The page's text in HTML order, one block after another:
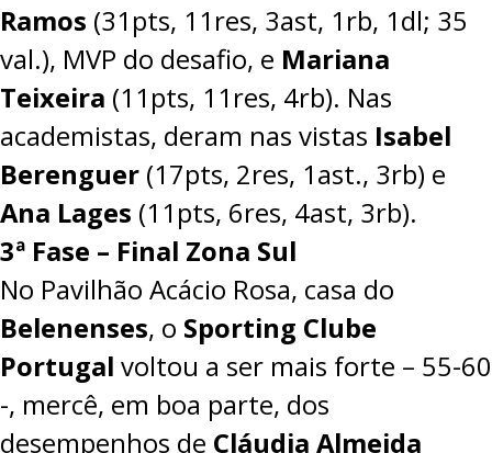
Ramos (31pts, 11res, 3ast, 1rb, 1dl; 35
val.), MVP do desafio, e Mariana
Teixeira (11pts, 11res, 4rb). Nas
academistas, deram nas vistas Isabel
Berenguer (17pts, 2res, 1ast., 3rb) e
Ana Lages (11pts, 6res, 4ast, 3rb).
3ª Fase – Final Zona Sul
No Pavilhão Acácio Rosa, casa do
Belenenses, o Sporting Clube
Portugal voltou a ser mais forte – 55-60
-, mercê, em boa parte, dos
desempenhos de Cláudia Almeida